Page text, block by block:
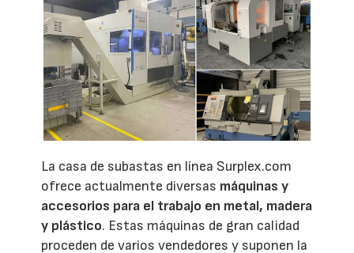
La casa de subastas en línea Surplex.com
ofrece actualmente diversas máquinas y
accesorios para el trabajo en metal, madera
y plástico. Estas máquinas de gran calidad
proceden de varios vendedores y suponen la